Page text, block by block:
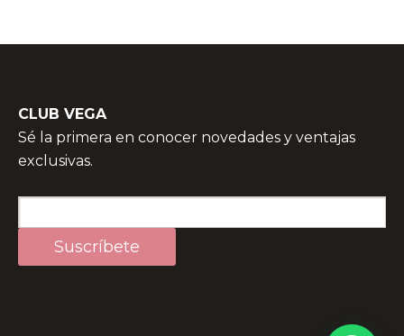
CLUB VEGA
Sé la primera en conocer novedades y ventajas
exclusivas.